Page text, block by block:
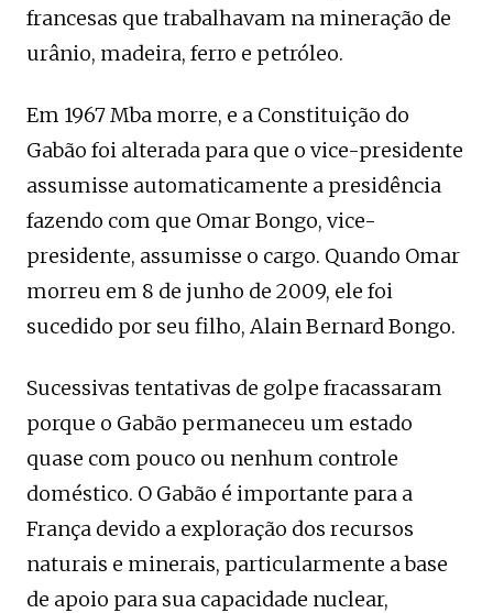
francesas que trabalhavam na mineração de
urânio, madeira, ferro e petróleo.
Em 1967 Mba morre, e a Constituição do
Gabão foi alterada para que o vice-presidente
assumisse automaticamente a presidência
fazendo com que Omar Bongo, vice-
presidente, assumisse o cargo. Quando Omar
morreu em 8 de junho de 2009, ele foi
sucedido por seu filho, Alain Bernard Bongo.
Sucessivas tentativas de golpe fracassaram
porque o Gabão permaneceu um estado
quase com pouco ou nenhum controle
doméstico. O Gabão é importante para a
França devido a exploração dos recursos
naturais e minerais, particularmente a base
de apoio para sua capacidade nuclear,